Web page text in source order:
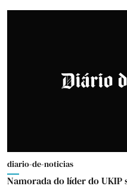
diario-de-noticias
Namorada do líder do